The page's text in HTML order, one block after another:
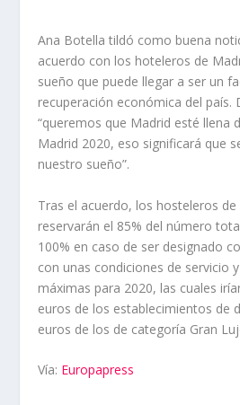
Ana Botella tildó como buena
acuerdo con los hoteleros de
sueño que puede llegar a ser un
recuperación económica del país.
“queremos que Madrid esté llena
Madrid 2020, eso significará que
nuestro sueño”.
Tras el acuerdo, los hosteleros de
reservarán el 85% del número
100% en caso de ser designado
con unas condiciones de servicio
máximas para 2020, las cuales
euros de los establecimientos de
euros de los de categoría Gran
Vía: Europapress